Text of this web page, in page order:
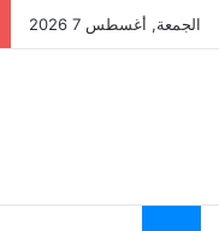
الجمعة, أغسطس 7 2026